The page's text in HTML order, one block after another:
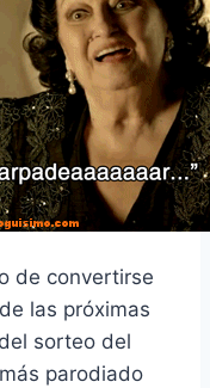
de convertirse
las próximas
sorteo del
parodiado